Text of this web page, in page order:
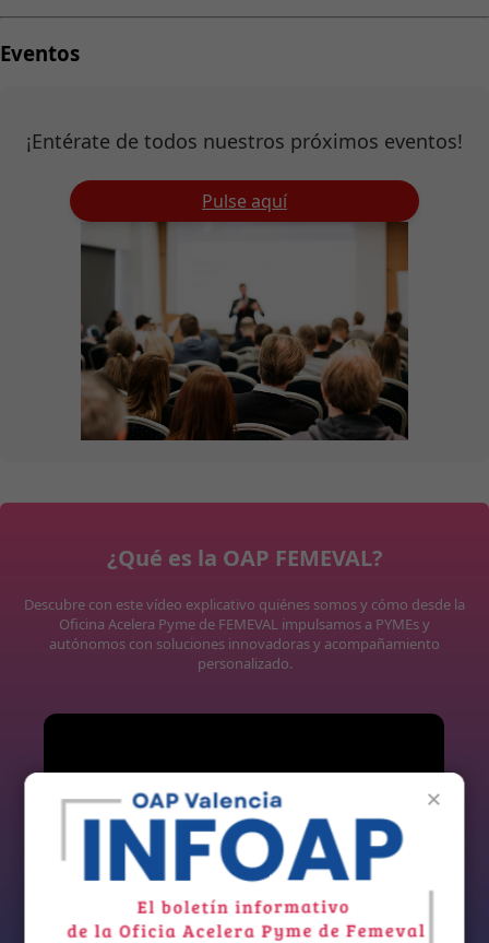
Eventos
¡Entérate de todos nuestros próximos eventos!
Pulse aquí
¿Qué es la OAP FEMEVAL?
Descubre con este vídeo explicativo quiénes somos y cómo desde la
Oficina Acelera Pyme de FEMEVAL impulsamos a PYMEs y
autónomos con soluciones innovadoras y acompañamiento
personalizado.
×